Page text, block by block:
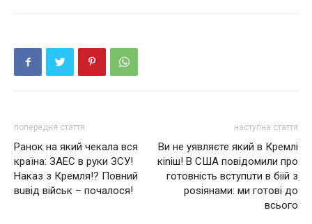
попередня стаття
Ранок на який чекала вся
країна: ЗАЕС в руки ЗСУ!
Наказ з Кремля!? Повний
вuвід військ – почалося!
наступна стаття
Ви не уявляєте який в Кремлі
кіnіш! В США повідомили про
готовність вступuти в бiiй з
роsіянами: ми готові до
всього